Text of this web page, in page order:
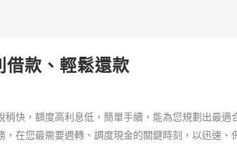
借款、輕鬆還款
快，額度高利息低，簡單手續，能為您規劃出最適
在您最需要週轉、調度現金的關鍵時刻，以迅速、